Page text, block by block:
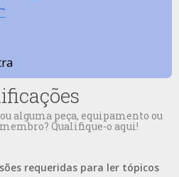
alguma peça, equipamento ou
Qualifique-o aqui!
requeridas para ler tópicos